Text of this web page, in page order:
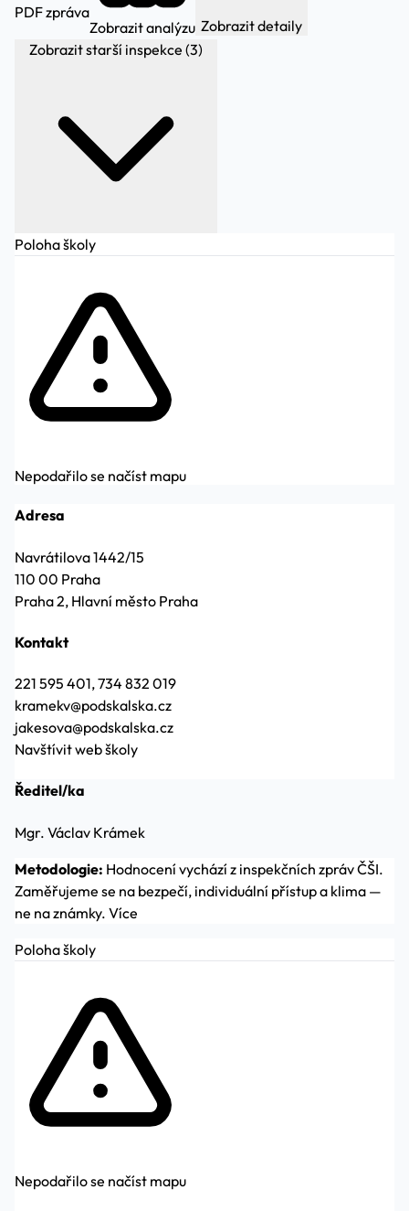
PDF zpráva
Zobrazit analýzu Zobrazit detaily
Zobrazit starší inspekce (3)
Poloha školy
Nepodařilo se načíst mapu
Adresa
Navrátilova 1442/15
110 00 Praha
Praha 2, Hlavní město Praha
Kontakt
221 595 401, 734 832 019
kramekv@podskalska.cz
jakesova@podskalska.cz
Navštívit web školy
Ředitel/ka
Mgr. Václav Krámek
Metodologie: Hodnocení vychází z inspekčních zpráv ČŠI.
Zaměřujeme se na bezpečí, individuální přístup a klima —
ne na známky. Více
Poloha školy
Nepodařilo se načíst mapu